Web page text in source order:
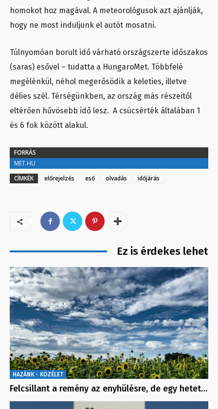
homokot hoz magával. A meteorológusok azt ajánlják,
hogy ne most induljunk el autót mosatni.
Túlnyomóan borult idő várható országszerte időszakos
(saras) esővel – tudatta a HungaroMet. Többfelé
megélénkül, néhol megerősödik a keleties, illetve
délies szél. Térségünkben, az ország más részeitől
eltérően hűvösebb idő lesz. A csúcsérték általában 1
és 6 fok között alakul.
FORRÁS
MET.HU
CÍMKÉK
előrejelzés eső olvadás időjárás
Ez is érdekes lehet
HAZÁNK - KÖZÉLET
Felcsillant a remény az enyhülésre, de egy hetet…